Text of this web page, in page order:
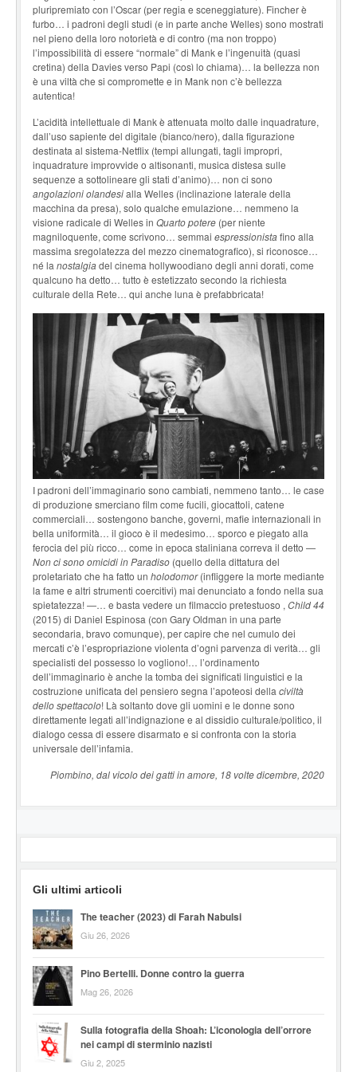
pluripremiato con l’Oscar (per regia e sceneggiature). Fincher è
furbo… i padroni degli studi (e in parte anche Welles) sono mostrati
nel pieno della loro notorietà e di contro (ma non troppo)
l’impossibilità di essere “normale” di Mank e l’ingenuità (quasi
cretina) della Davies verso Papi (così lo chiama)… la bellezza non
è una viltà che si compromette e in Mank non c’è bellezza
autentica!
L’acidità intellettuale di Mank è attenuata molto dalle inquadrature,
dall’uso sapiente del digitale (bianco/nero), dalla figurazione
destinata al sistema-Netflix (tempi allungati, tagli impropri,
inquadrature improvvide o altisonanti, musica distesa sulle
sequenze a sottolineare gli stati d’animo)… non ci sono
angolazioni olandesialla Welles (inclinazione laterale della
macchina da presa), solo qualche emulazione… nemmeno la
visione radicale di Welles in Quarto potere (per niente
magniloquente, come scrivono… semmai espressionistafino alla
massima sregolatezza del mezzo cinematografico), si riconosce…
né la nostalgiadel cinema hollywoodiano degli anni dorati, come
qualcuno ha detto… tutto è estetizzato secondo la richiesta
culturale della Rete… qui anche luna è prefabbricata!
I padroni dell’immaginario sono cambiati, nemmeno tanto… le case
di produzione smerciano film come fucili, giocattoli, catene
commerciali… sostengono banche, governi, mafie internazionali in
bella uniformità… il gioco è il medesimo… sporco e piegato alla
ferocia del più ricco… come in epoca staliniana correva il detto —
Non ci sono omicidi in Paradiso (quello della dittatura del
proletariato che ha fatto un holodomor(infliggere la morte mediante
la fame e altri strumenti coercitivi) mai denunciato a fondo nella sua
spietatezza! —… e basta vedere un filmaccio pretestuoso , Child 44
(2015) di Daniel Espinosa (con Gary Oldman in una parte
secondaria, bravo comunque), per capire che nel cumulo dei
mercati c’è l’espropriazione violenta d’ogni parvenza di verità… gli
specialisti del possesso lo vogliono!… l’ordinamento
dell’immaginario è anche la tomba dei significati linguistici e la
costruzione unificata del pensiero segna l’apoteosi della civiltà
dello spettacolo! Là soltanto dove gli uomini e le donne sono
direttamente legati all’indignazione e al dissidio culturale/politico, il
dialogo cessa di essere disarmato e si confronta con la storia
universale dell’infamia.
Piombino, dal vicolo dei gatti in amore, 18 volte dicembre, 2020
Gli ultimi articoli
The teacher (2023) di Farah Nabulsi
Giu 26, 2026
Pino Bertelli. Donne contro la guerra
Mag 26, 2026
Sulla fotografia della Shoah: L’iconologia dell’orrore
nei campi di sterminio nazisti
Giu 2, 2025